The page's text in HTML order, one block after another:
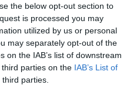
the below opt-out section to
is processed you may
utilized by us or personal
may separately opt-out of the
the IAB’s list of downstream
parties on the IAB’s List of
parties.